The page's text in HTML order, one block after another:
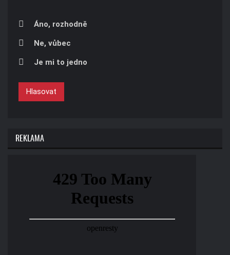
Áno, rozhodně
Ne, vůbec
Je mi to jedno
Hlasovat
REKLAMA